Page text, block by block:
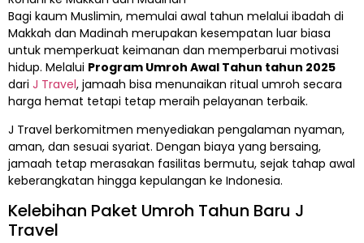
Bagi kaum Muslimin, memulai awal tahun melalui ibadah di
Makkah dan Madinah merupakan kesempatan luar biasa
untuk memperkuat keimanan dan memperbarui motivasi
hidup. Melalui Program Umroh Awal Tahun tahun 2025
dari J Travel, jamaah bisa menunaikan ritual umroh secara
harga hemat tetapi tetap meraih pelayanan terbaik.
J Travel berkomitmen menyediakan pengalaman nyaman,
aman, dan sesuai syariat. Dengan biaya yang bersaing,
jamaah tetap merasakan fasilitas bermutu, sejak tahap awal
keberangkatan hingga kepulangan ke Indonesia.
Kelebihan Paket Umroh Tahun Baru J
Travel